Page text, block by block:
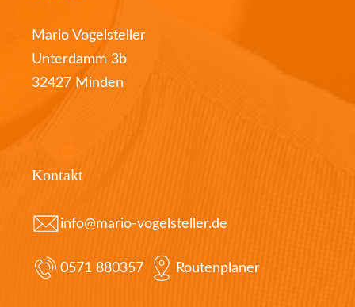
Mario Vogelsteller
Unterdamm 3b
32427 Minden
Kontakt
info@mario-vogelsteller.de
0571 880357 Routenplaner